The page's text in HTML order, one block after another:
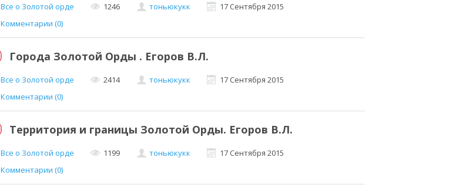
Все о Золотой орде 1246 тоньюкукк
17 Сентября 2015
Комментарии (0)
Города Золотой Орды . Егоров В.Л.
Все о Золотой орде 2414 тоньюкукк
17 Сентября 2015
Комментарии (0)
Территория и границы Золотой Орды. Егоров В.Л.
Все о Золотой орде 1199 тоньюкукк
17 Сентября 2015
Комментарии (0)